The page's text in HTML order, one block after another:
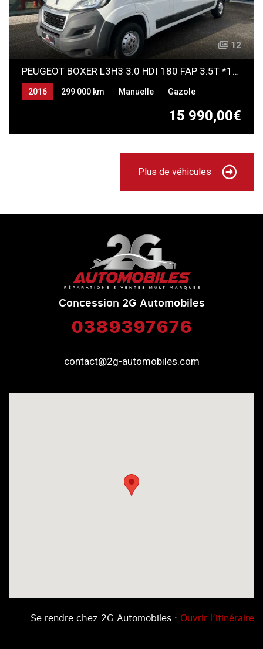
12
PEUGEOT BOXER L3H3 3.0 HDI 180 FAP 3.5T *13 325 HT*
15 990,00€
2016 299 000 km Manuelle Gazole
Plus de véhicules
Concession 2G Automobiles
0389397676
contact@2g-automobiles.com
Se rendre chez 2G Automobiles : Ouvrir l’itinéraire